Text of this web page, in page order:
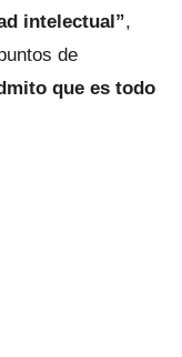
intelectual”,
de
que es todo